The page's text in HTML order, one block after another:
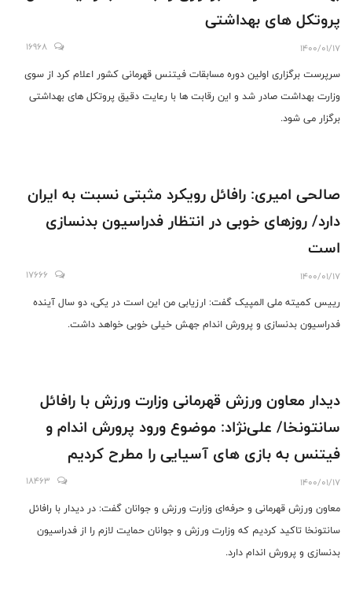
پروتکل های بهداشتی
1400/01/17
16968
سرپرست برگزاری اولین دوره مسابقات فیتنس قهرمانی کشور اعلام کرد از سوی
وزارت بهداشت صادر شد و این رقابت ها با رعایت دقیق پروتکل های بهداشتی
برگزار می شود.
صالحی امیری: رافائل رویکرد مثبتی نسبت به ایران
دارد/ روزهای خوبی در انتظار فدراسیون بدنسازی
است
1400/01/17
17666
رییس کمیته ملی المپیک گفت: ارزیابی من این است در یکی، دو سال آینده
فدراسیون بدنسازی و پرورش اندام جهش خیلی خوبی خواهد داشت.
دیدار معاون ورزش قهرمانی وزارت ورزش با رافائل
سانتونخا/ علی‌نژاد: موضوع ورود پرورش اندام و
فیتنس به بازی های آسیایی را مطرح کردیم
1400/01/17
18463
معاون ورزش قهرمانی و حرفه‌ای وزارت ورزش و جوانان گفت: در دیدار با رافائل
سانتونخا تاکید کردیم که وزارت ورزش و جوانان حمایت لازم را از فدراسیون
بدنسازی و پرورش اندام دارد.